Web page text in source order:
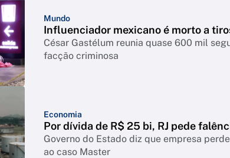
Mundo
Influenciador mexicano é morto a
César Gastélum reunia quase 600 mil
facção criminosa
Economia
Por dívida de R$ 25 bi, RJ pede
Governo do Estado diz que empresa
ao caso Master